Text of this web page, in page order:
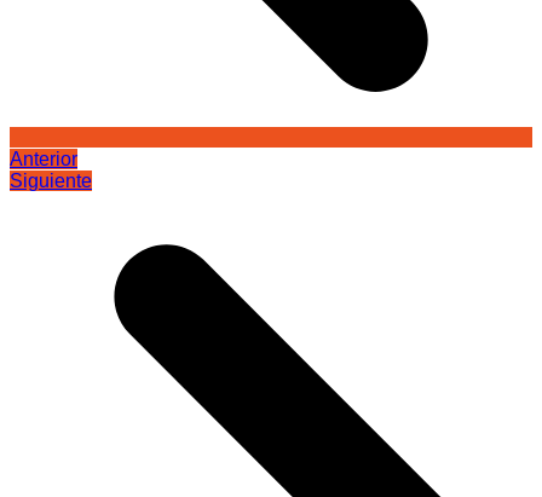
Anterior
Siguiente